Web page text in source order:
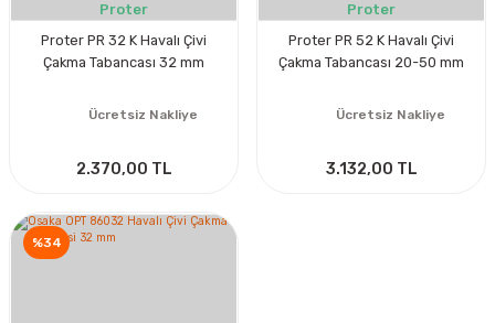
Proter
Proter PR 32 K Havalı Çivi
Çakma Tabancası 32 mm
Ücretsiz Nakliye
2.370,00 TL
Proter
Proter PR 52 K Havalı Çivi
Çakma Tabancası 20-50 mm
Ücretsiz Nakliye
3.132,00 TL
%34